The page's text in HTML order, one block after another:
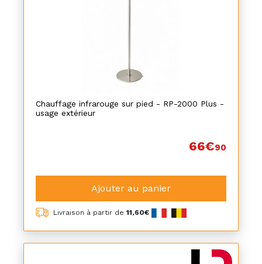
Chauffage infrarouge sur pied - RP-2000 Plus -
usage extérieur
66€90
Ajouter au panier
Livraison à partir de 11,60€